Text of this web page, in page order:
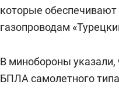
которые обеспечивают
газопроводам
В минобороны
БПЛА самолетного